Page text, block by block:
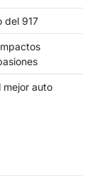
del 917
mejor auto